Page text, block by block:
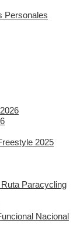
Personales
2025
Paracycling
Nacional